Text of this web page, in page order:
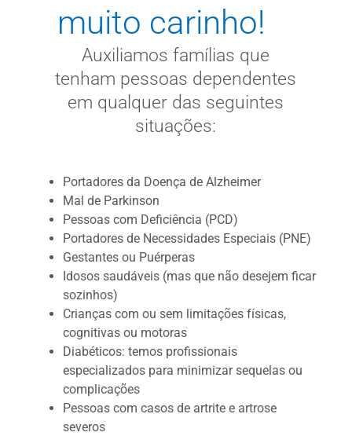
muito carinho!
Auxiliamos famílias que
tenham pessoas dependentes
em qualquer das seguintes
situações:
Portadores da Doença de Alzheimer
Mal de Parkinson
Pessoas com Deficiência (PCD)
Portadores de Necessidades Especiais (PNE)
Gestantes ou Puérperas
Idosos saudáveis (mas que não desejem ficar
sozinhos)
Crianças com ou sem limitações físicas,
cognitivas ou motoras
Diabéticos: temos profissionais
especializados para minimizar sequelas ou
complicações
Pessoas com casos de artrite e artrose
severos